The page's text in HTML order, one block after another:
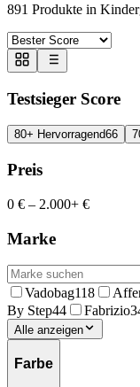
891 Produkte in
Testsieger Score
80+ Hervorragend66
Preis
0 € – 2.000+ €
Marke
Vadobag118
By Step44 Fabrizio
Alle anzeigen
Farbe